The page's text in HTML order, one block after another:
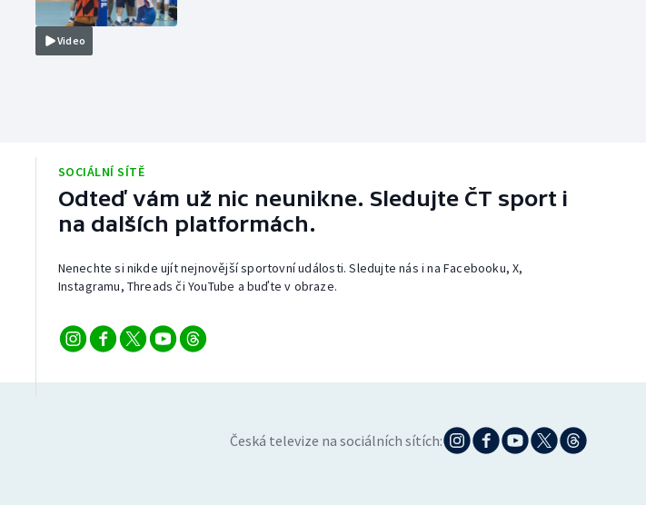
Video
SOCIÁLNÍ SÍTĚ
Odteď vám už nic neunikne. Sledujte ČT sport i
na dalších platformách.
Nenechte si nikde ujít nejnovější sportovní události. Sledujte nás i na Facebooku, X,
Instagramu, Threads či YouTube a buďte v obraze.
Česká televize na sociálních sítích: